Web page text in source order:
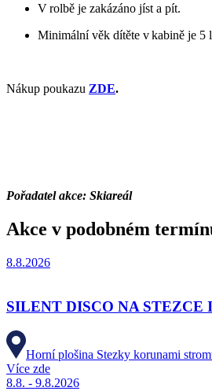
V rolbě je zakázáno jíst a pít.
Minimální věk dítěte v kabině je 5
Nákup poukazu ZDE.
Pořadatel akce: Skiareál
Akce v podobném
8.8.2026
SILENT DISCO NA STEZCE
Horní plošina Stezky korunami
Více zde
8.8. - 9.8.2026